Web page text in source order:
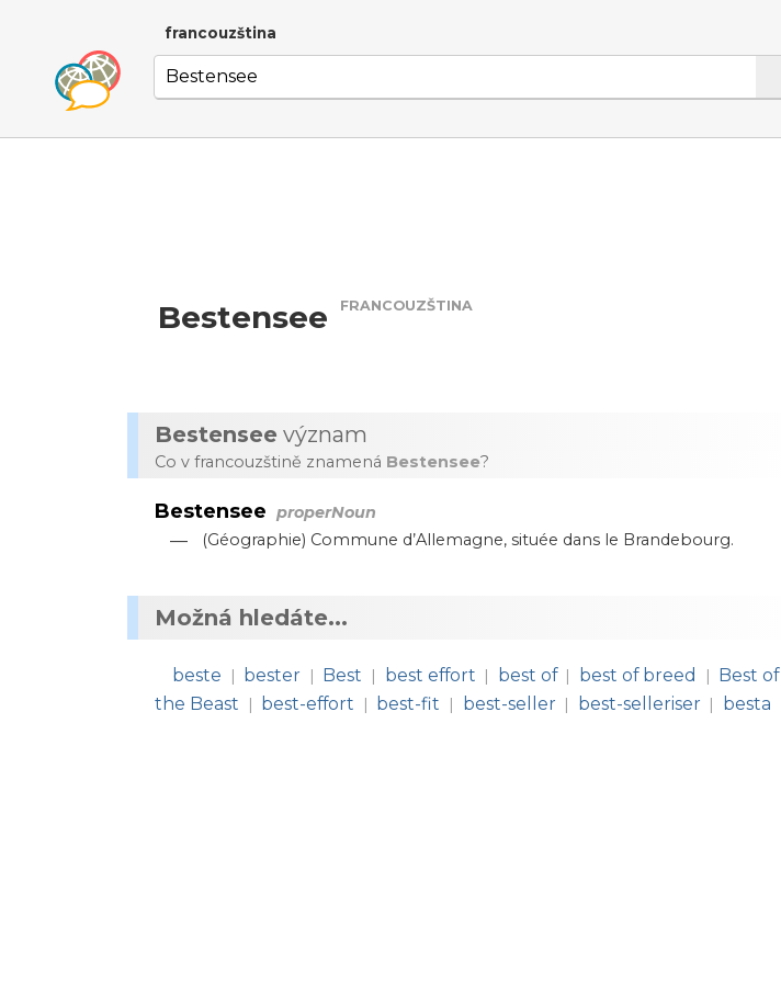
francouzština
Bestensee FRANCOUZŠTINA
Bestensee význam
Co v francouzštině znamená Bestensee?
Bestensee properNoun
— (Géographie) Commune d’Allemagne, située dans le Brandebourg.
Možná hledáte...
beste | bester | Best | best effort | best of | best of breed | Best of
the Beast
| best-effort | best-fit | best-seller | best-selleriser | besta